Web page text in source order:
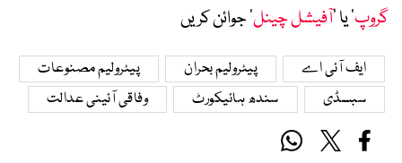
گروپ‘ یا ’آفیشل چینل‘ جوائن کریں
ایف آئی اے پیٹرولیم بحران
پیٹرولیم مصنوعات
سبسڈی
سندھ ہائیکورٹ وفاقی آئینی عدالت